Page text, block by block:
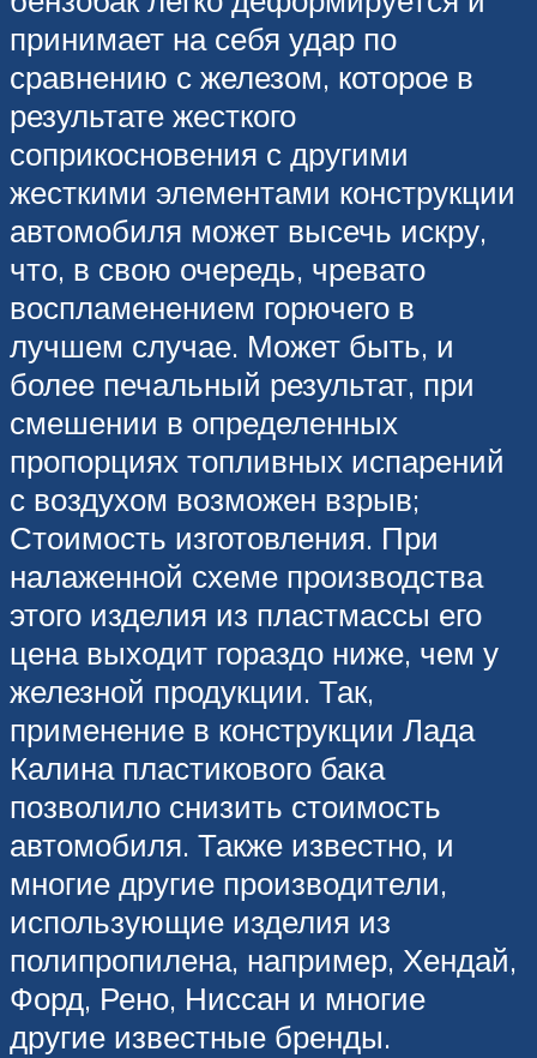
принимает на себя удар по
сравнению с железом, которое в
результате жесткого
соприкосновения с другими
жесткими элементами конструкции
автомобиля может высечь искру,
что, в свою очередь, чревато
воспламенением горючего в
лучшем случае. Может быть, и
более печальный результат, при
смешении в определенных
пропорциях топливных испарений
с воздухом возможен взрыв;
Стоимость изготовления. При
налаженной схеме производства
этого изделия из пластмассы его
цена выходит гораздо ниже, чем у
железной продукции. Так,
применение в конструкции Лада
Калина пластикового бака
позволило снизить стоимость
автомобиля. Также известно, и
многие другие производители,
использующие изделия из
полипропилена, например, Хендай,
Форд, Рено, Ниссан и многие
другие известные бренды.